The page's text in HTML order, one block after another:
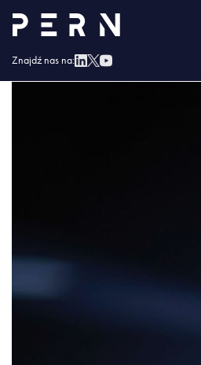
Znajdź nas na:
Mirosław Skowron